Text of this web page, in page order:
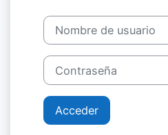
Nombre de usuario
Contraseña
Acceder